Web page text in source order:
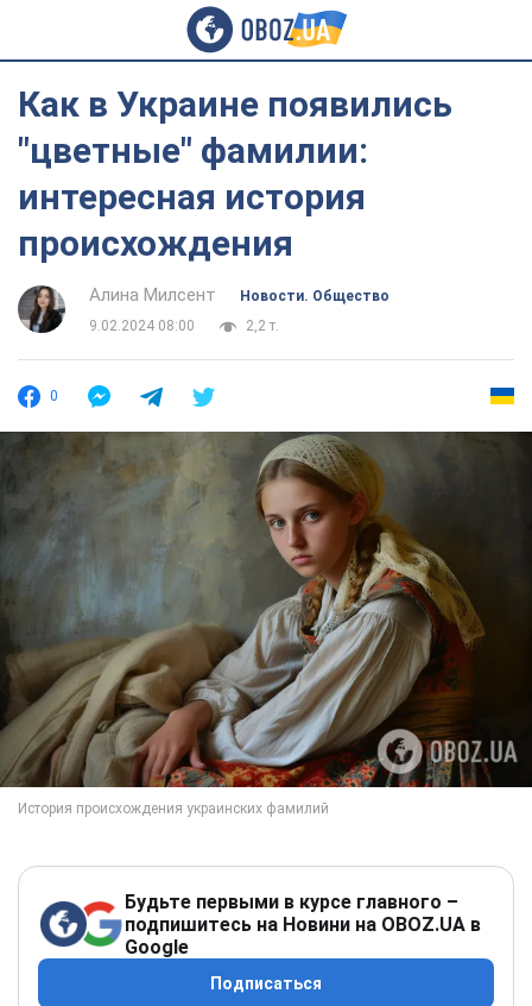
Как в Украине появились
"цветные" фамилии:
интересная история
происхождения
Алина Милсент
Новости. Общество
9.02.2024 08:00
2,2 т.
0
Будьте первыми в курсе главного –
подпишитесь на Новини на OBOZ.UA в
Google
Подписаться